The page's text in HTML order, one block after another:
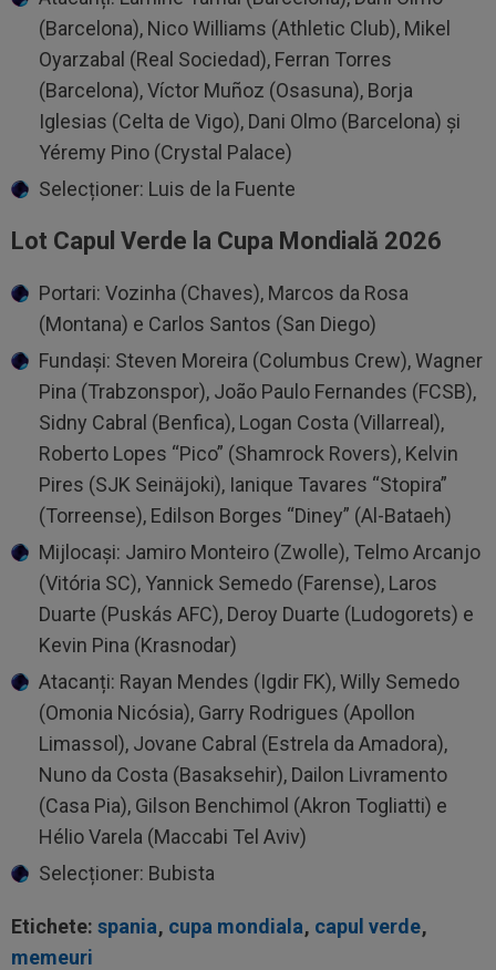
(Barcelona), Nico Williams (Athletic Club), Mikel
Oyarzabal (Real Sociedad), Ferran Torres
(Barcelona), Víctor Muñoz (Osasuna), Borja
Iglesias (Celta de Vigo), Dani Olmo (Barcelona) și
Yéremy Pino (Crystal Palace)
Selecționer: Luis de la Fuente
Lot Capul Verde la Cupa Mondială 2026
Portari: Vozinha (Chaves), Marcos da Rosa
(Montana) e Carlos Santos (San Diego)
Fundași: Steven Moreira (Columbus Crew), Wagner
Pina (Trabzonspor), João Paulo Fernandes (FCSB),
Sidny Cabral (Benfica), Logan Costa (Villarreal),
Roberto Lopes “Pico” (Shamrock Rovers), Kelvin
Pires (SJK Seinäjoki), Ianique Tavares “Stopira”
(Torreense), Edilson Borges “Diney” (Al-Bataeh)
Mijlocași: Jamiro Monteiro (Zwolle), Telmo Arcanjo
(Vitória SC), Yannick Semedo (Farense), Laros
Duarte (Puskás AFC), Deroy Duarte (Ludogorets) e
Kevin Pina (Krasnodar)
Atacanți: Rayan Mendes (Igdir FK), Willy Semedo
(Omonia Nicósia), Garry Rodrigues (Apollon
Limassol), Jovane Cabral (Estrela da Amadora),
Nuno da Costa (Basaksehir), Dailon Livramento
(Casa Pia), Gilson Benchimol (Akron Togliatti) e
Hélio Varela (Maccabi Tel Aviv)
Selecționer: Bubista
Etichete: spania, cupa mondiala, capul verde,
memeuri